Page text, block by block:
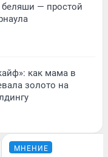
— простой
как мама в
золото на
МНЕНИЕ